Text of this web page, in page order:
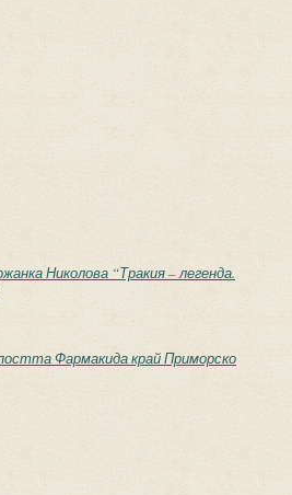
Николова “Тракия – легенда.
Фармакида край Приморско